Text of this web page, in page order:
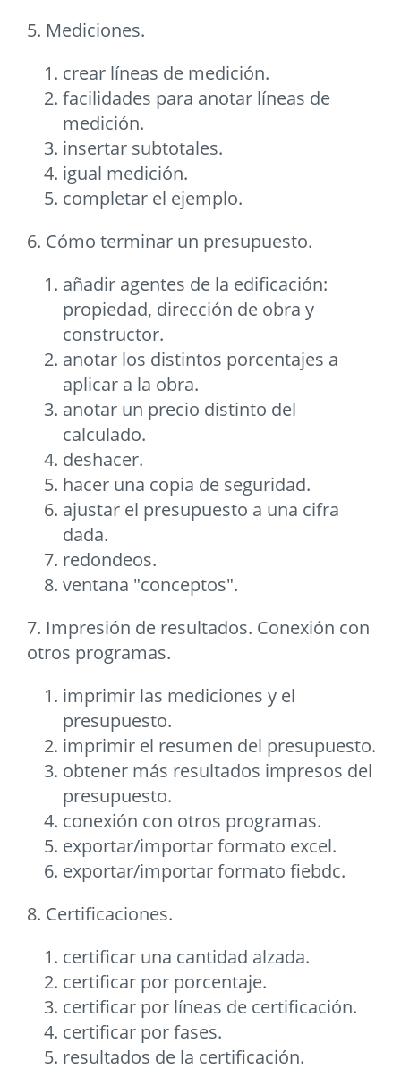
5. Mediciones.
crear lí­neas de medición.
facilidades para anotar lí­neas de
medición.
insertar subtotales.
igual medición.
completar el ejemplo.
6. Cómo terminar un presupuesto.
añadir agentes de la edificación:
propiedad, dirección de obra y
constructor.
anotar los distintos porcentajes a
aplicar a la obra.
anotar un precio distinto del
calculado.
deshacer.
hacer una copia de seguridad.
ajustar el presupuesto a una cifra
dada.
redondeos.
ventana "conceptos".
7. Impresión de resultados. Conexión con
otros programas.
imprimir las mediciones y el
presupuesto.
imprimir el resumen del presupuesto.
obtener más resultados impresos del
presupuesto.
conexión con otros programas.
exportar/importar formato excel.
exportar/importar formato fiebdc.
8. Certificaciones.
certificar una cantidad alzada.
certificar por porcentaje.
certificar por lí­neas de certificación.
certificar por fases.
resultados de la certificación.